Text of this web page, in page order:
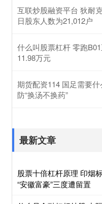
互联炒股融资平台 狄耐
日股东人数为21,012户
什么叫股票杠杆 零跑
11.98万元
期货配资114 国足需要
防“换汤不换药”
最新文章
股票十倍杠杆原理 印烟
“安徽富豪”三度遭留置